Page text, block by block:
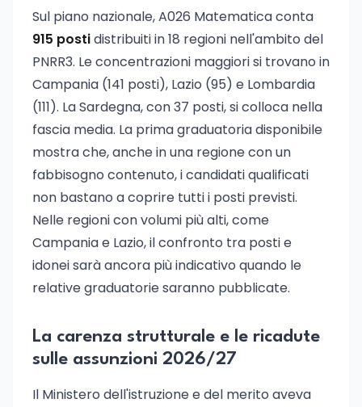
Sul piano nazionale, A026 Matematica conta
915 postidistribuiti in 18 regioni nell'ambito del
PNRR3. Le concentrazioni maggiori si trovano in
Campania (141 posti), Lazio (95) e Lombardia
(111). La Sardegna, con 37 posti, si colloca nella
fascia media. La prima graduatoria disponibile
mostra che, anche in una regione con un
fabbisogno contenuto, i candidati qualificati
non bastano a coprire tutti i posti previsti.
Nelle regioni con volumi più alti, come
Campania e Lazio, il confronto tra posti e
idonei sarà ancora più indicativo quando le
relative graduatorie saranno pubblicate.
La carenza strutturale e le ricadute
sulle assunzioni 2026/27
Il Ministero dell'istruzione e del merito aveva